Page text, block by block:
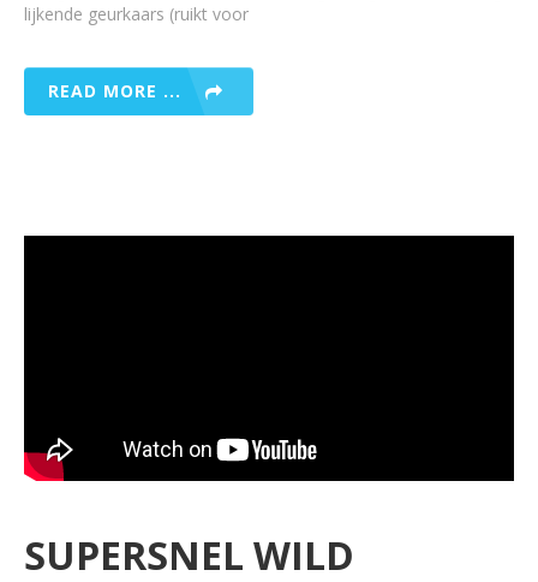
lijkende geurkaars (ruikt voor
READ MORE ...
SUPERSNEL WILD